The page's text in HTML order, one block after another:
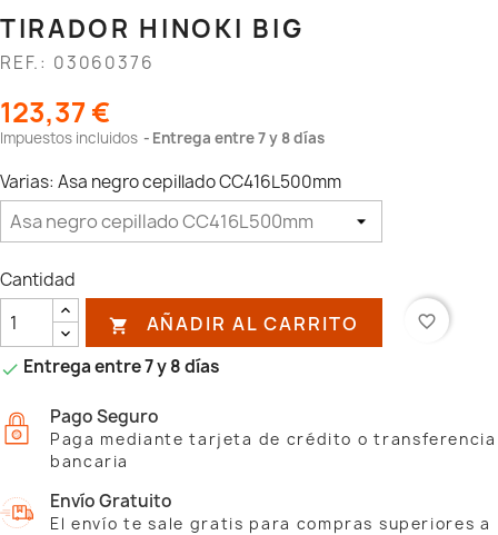
TIRADOR HINOKI BIG
REF.: 03060376
123,37 €
Impuestos incluidos Entrega entre 7 y 8 días
Varias: Asa negro cepillado CC416L500mm
Cantidad
 AÑADIR AL CARRITO favorite_border
 Entrega entre 7 y 8 días
Pago Seguro
Paga mediante tarjeta de crédito o transferencia
bancaria
Envío Gratuito
El envío te sale gratis para compras superiores a